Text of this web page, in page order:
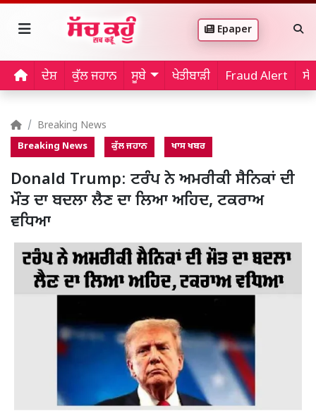
Epaper
ਦੇਸ਼ ਕੁੱਲ ਜਹਾਨ ਸੂਬੇ ਖੇਤੀਬਾੜੀ Fraud Alert
Breaking News
Breaking News ਕੁੱਲ ਜਹਾਨ ਖਾਸ ਖਬਰ
Donald Trump: ਟਰੰਪ ਨੇ ਅਮਰੀਕੀ ਸੈਨਿਕਾਂ ਦੀ
ਮੌਤ ਦਾ ਬਦਲਾ ਲੈਣ ਦਾ ਲਿਆ ਅਹਿਦ, ਟਕਰਾਅ
ਵਧਿਆ